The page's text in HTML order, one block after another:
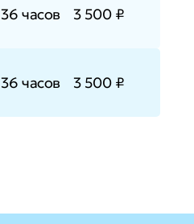
36 часов 3 500 ₽
36 часов 3 500 ₽